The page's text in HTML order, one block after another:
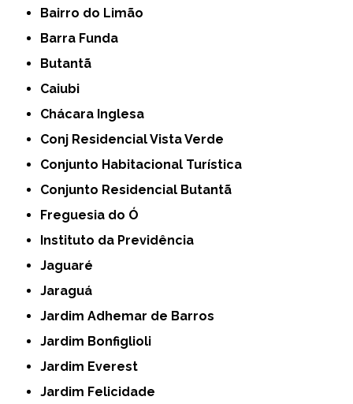
Bairro do Limão
Barra Funda
Butantã
Caiubi
Chácara Inglesa
Conj Residencial Vista Verde
Conjunto Habitacional Turística
Conjunto Residencial Butantã
Freguesia do Ó
Instituto da Previdência
Jaguaré
Jaraguá
Jardim Adhemar de Barros
Jardim Bonfiglioli
Jardim Everest
Jardim Felicidade